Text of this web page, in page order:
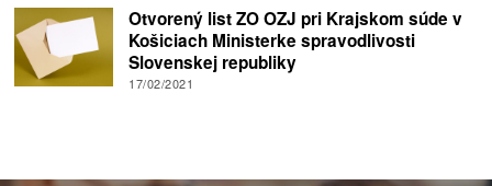
Otvorený list ZO OZJ pri Krajskom súde v
Košiciach Ministerke spravodlivosti
Slovenskej republiky
17/02/2021